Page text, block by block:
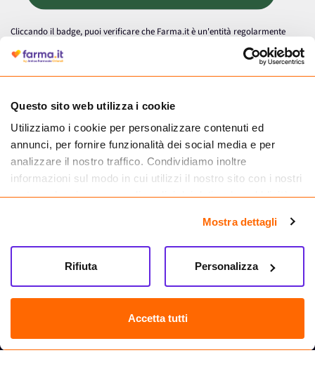
Questo sito web utilizza i cookie
Utilizziamo i cookie per personalizzare contenuti ed
annunci, per fornire funzionalità dei social media e per
analizzare il nostro traffico. Condividiamo inoltre
informazioni sul modo in cui utilizzi il nostro sito con i nostri
partner che si occupano di analisi dei dati web, pubblicità e
informazioni che hai fornito loro o che hanno raccolto dal
tuo utilizzo dei loro servizi.
Mostra dettagli
Accetta tutti
Personalizza
Rifiuta
Cliccando il badge, puoi verificare che Farma.it è un'entità regolarmente
autorizzata dal Ministero della Salute a effettuare la vendita online di
medicinali.
Farma.it S.a.s. P. IVA 07417261216 REA: NA-884088
CREDITS
Sede legale Via delle Repubbliche Marinare 128, 80147 Napoli